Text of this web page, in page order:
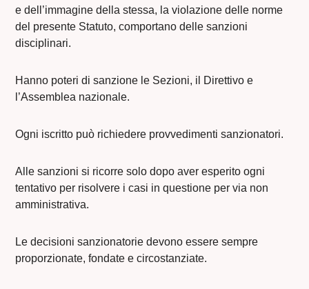
e dell’immagine della stessa, la violazione delle norme
del presente Statuto, comportano delle sanzioni
disciplinari.
Hanno poteri di sanzione le Sezioni, il Direttivo e
l’Assemblea nazionale.
Ogni iscritto può richiedere provvedimenti sanzionatori.
Alle sanzioni si ricorre solo dopo aver esperito ogni
tentativo per risolvere i casi in questione per via non
amministrativa.
Le decisioni sanzionatorie devono essere sempre
proporzionate, fondate e circostanziate.